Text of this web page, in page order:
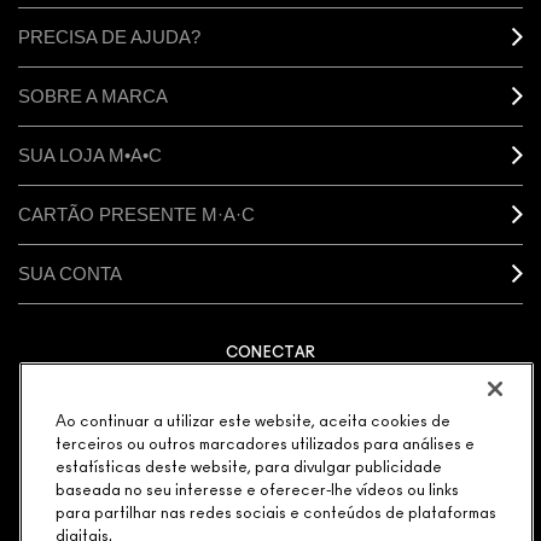
PRECISA DE AJUDA?
SOBRE A MARCA
SUA LOJA M•A•C
CARTÃO PRESENTE M·A·C
SUA CONTA
CONECTAR
GERENCIAR COOKIES DO SITE
POLÍTICA DE PRIVACIDADE
TERMOS & CONDIÇÕES
POLÍTICA M·A·C CONTRA FALSIFICADOS
© MAKE-UP ART COSMETICS. TODOS OS DIREITOS
Ao continuar a utilizar este website, aceita cookies de
terceiros ou outros marcadores utilizados para análises e
estatísticas deste website, para divulgar publicidade
baseada no seu interesse e oferecer-lhe vídeos ou links
para partilhar nas redes sociais e conteúdos de plataformas
digitais.